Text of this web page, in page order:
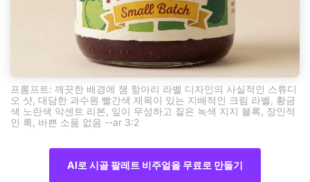
프롬프트: 깨끗한 배경에 잼 항아리 라벨 디자인의 사실적인 스튜디
오 샷, 대담한 과수원 빨간색 제목이 있는 지배적인 크림 라벨, 황금
색 노란색 악센트 리본, 잎이 무성하고 짙은 녹색 지지 블록, 장인적
인 룩, 바쁜 소품 없음 --ar 3:2
AI로 시골 팔레트 비주얼을 무료로 만들기